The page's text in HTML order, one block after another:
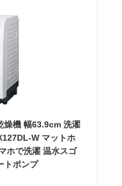
燥機 幅63.9cm 洗濯
W マットホ
ホで洗濯 温水スゴ
トポンプ